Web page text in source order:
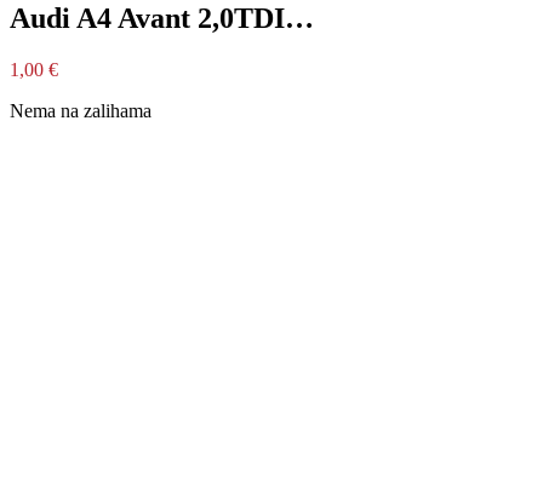
Audi A4 Avant 2,0TDI…
1,00 €
Nema na zalihama